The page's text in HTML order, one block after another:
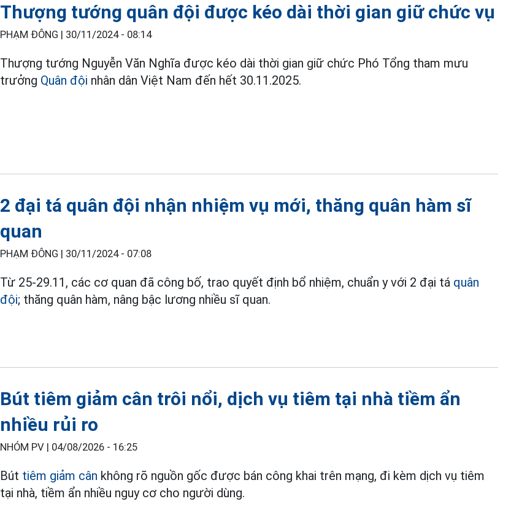
Thượng tướng quân đội được kéo dài thời gian giữ chức vụ
PHẠM ĐÔNG | 30/11/2024 - 08:14
Thượng tướng Nguyễn Văn Nghĩa được kéo dài thời gian giữ chức Phó Tổng tham mưu
trưởng Quân đội nhân dân Việt Nam đến hết 30.11.2025.
2 đại tá quân đội nhận nhiệm vụ mới, thăng quân hàm sĩ
quan
PHẠM ĐÔNG | 30/11/2024 - 07:08
Từ 25-29.11, các cơ quan đã công bố, trao quyết định bổ nhiệm, chuẩn y với 2 đại tá quân
đội; thăng quân hàm, nâng bậc lương nhiều sĩ quan.
Bút tiêm giảm cân trôi nổi, dịch vụ tiêm tại nhà tiềm ẩn
nhiều rủi ro
NHÓM PV | 04/08/2026 - 16:25
Bút tiêm giảm cân không rõ nguồn gốc được bán công khai trên mạng, đi kèm dịch vụ tiêm
tại nhà, tiềm ẩn nhiều nguy cơ cho người dùng.